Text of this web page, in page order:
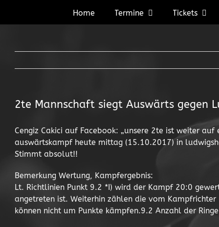
Home Termine Tickets
2te Mannschaft siegt Auswärts gegen
Cengiz Cakici auf Facebook: „unsere 2te ist weiter
auswärtskampf heute mittag (15.10.2017) in
Stimmt absolut!!
Bemerkung Wertung, Kampfergebnis:
Lt. Richtlinien Punkt 9.2 *I) wird der Kampf 20:0
angetreten ist. Weiterhin zählen die vom
können nicht um Punkte kämpfen.9.2 Anzahl der